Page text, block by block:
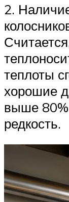
2.
теплоты
хорошие
выше
редкость.